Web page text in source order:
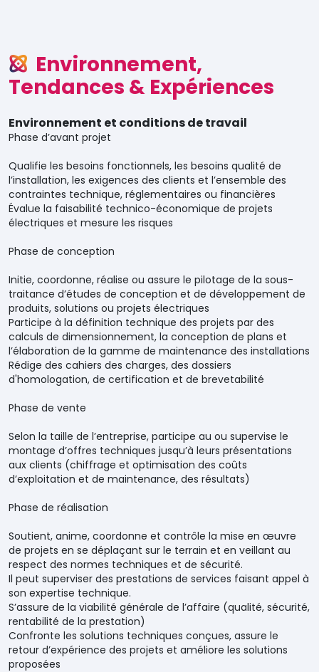
Environnement,
Tendances & Expériences
Environnement et conditions de travail
Phase d’avant projet
Qualifie les besoins fonctionnels, les besoins qualité de
l’installation, les exigences des clients et l’ensemble des
contraintes technique, réglementaires ou financières
Évalue la faisabilité technico-économique de projets
électriques et mesure les risques
Phase de conception
Initie, coordonne, réalise ou assure le pilotage de la sous-
traitance d’études de conception et de développement de
produits, solutions ou projets électriques
Participe à la définition technique des projets par des
calculs de dimensionnement, la conception de plans et
l’élaboration de la gamme de maintenance des installations
Rédige des cahiers des charges, des dossiers
d'homologation, de certification et de brevetabilité
Phase de vente
Selon la taille de l’entreprise, participe au ou supervise le
montage d’offres techniques jusqu’à leurs présentations
aux clients (chiffrage et optimisation des coûts
d’exploitation et de maintenance, des résultats)
Phase de réalisation
Soutient, anime, coordonne et contrôle la mise en œuvre
de projets en se déplaçant sur le terrain et en veillant au
respect des normes techniques et de sécurité.
Il peut superviser des prestations de services faisant appel à
son expertise technique.
S’assure de la viabilité générale de l’affaire (qualité, sécurité,
rentabilité de la prestation)
Confronte les solutions techniques conçues, assure le
retour d’expérience des projets et améliore les solutions
proposées